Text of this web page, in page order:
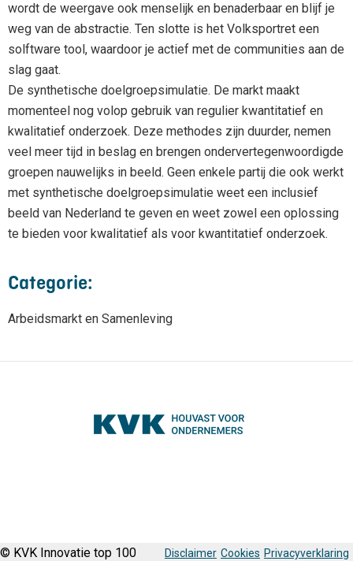
wordt de weergave ook menselijk en benaderbaar en blijf je
weg van de abstractie. Ten slotte is het Volksportret een
solftware tool, waardoor je actief met de communities aan de
slag gaat.
De synthetische doelgroepsimulatie. De markt maakt
momenteel nog volop gebruik van regulier kwantitatief en
kwalitatief onderzoek. Deze methodes zijn duurder, nemen
veel meer tijd in beslag en brengen ondervertegenwoordigde
groepen nauwelijks in beeld. Geen enkele partij die ook werkt
met synthetische doelgroepsimulatie weet een inclusief
beeld van Nederland te geven en weet zowel een oplossing
te bieden voor kwalitatief als voor kwantitatief onderzoek.
Categorie:
Arbeidsmarkt en Samenleving
© KVK Innovatie top 100 Disclaimer Cookies Privacyverklaring